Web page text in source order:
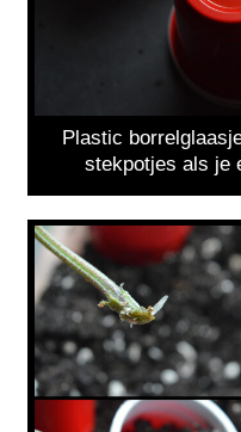
Plastic
stekpotjes als je